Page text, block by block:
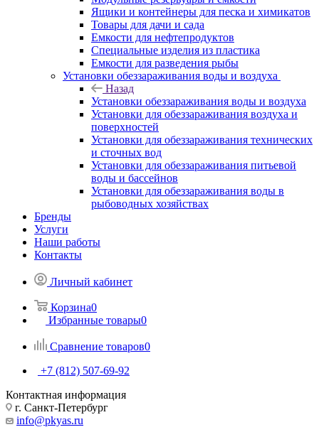
Ящики и контейнеры для песка и химикатов
Товары для дачи и сада
Емкости для нефтепродуктов
Специальные изделия из пластика
Емкости для разведения рыбы
Установки обеззараживания воды и воздуха
Назад
Установки обеззараживания воды и воздуха
Установки для обеззараживания воздуха и
поверхностей
Установки для обеззараживания технических
и сточных вод
Установки для обеззараживания питьевой
воды и бассейнов
Установки для обеззараживания воды в
рыбоводных хозяйствах
Бренды
Услуги
Наши работы
Контакты
Личный кабинет
Корзина0
Избранные товары0
Сравнение товаров0
+7 (812) 507-69-92
Контактная информация
г. Санкт-Петербург
info@pkyas.ru